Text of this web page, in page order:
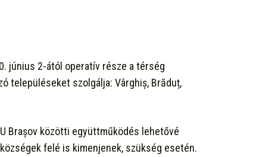
június 2-ától operatív része a térség
településeket szolgálja: Vârghiș, Brăduț,
Brașov közötti együttműködés lehetővé
felé is kimenjenek, szükség esetén.